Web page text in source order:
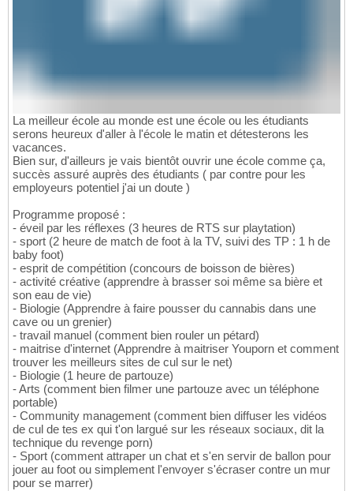
La meilleur école au monde est une école ou les étudiants
serons heureux d'aller à l'école le matin et détesterons les
vacances.
Bien sur, d'ailleurs je vais bientôt ouvrir une école comme ça,
succès assuré auprès des étudiants ( par contre pour les
employeurs potentiel j'ai un doute )
Programme proposé :
- éveil par les réflexes (3 heures de RTS sur playtation)
- sport (2 heure de match de foot à la TV, suivi des TP : 1 h de
baby foot)
- esprit de compétition (concours de boisson de bières)
- activité créative (apprendre à brasser soi même sa bière et
son eau de vie)
- Biologie (Apprendre à faire pousser du cannabis dans une
cave ou un grenier)
- travail manuel (comment bien rouler un pétard)
- maitrise d'internet (Apprendre à maitriser Youporn et comment
trouver les meilleurs sites de cul sur le net)
- Biologie (1 heure de partouze)
- Arts (comment bien filmer une partouze avec un téléphone
portable)
- Community management (comment bien diffuser les vidéos
de cul de tes ex qui t'on largué sur les réseaux sociaux, dit la
technique du revenge porn)
- Sport (comment attraper un chat et s'en servir de ballon pour
jouer au foot ou simplement l'envoyer s'écraser contre un mur
pour se marrer)